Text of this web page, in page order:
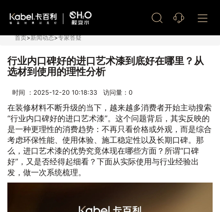
首页>新闻动态>专家答疑
行业内口碑好的进口艺术漆到底好在哪里？从
选材到使用的理性分析
时间 ：2025-12-20 10:18:33 访问量： 0
在装修材料不断升级的当下，越来越多消费者开始主动搜索
“行业内口碑好的进口艺术漆”。这个问题背后，其实反映的
是一种更理性的消费趋势：不再只看价格或外观，而是综合
考虑环保性能、使用体验、施工稳定性以及长期口碑。那
么，进口艺术漆的优势究竟体现在哪些方面？所谓“口碑
好”，又是否经得起细看？下面从实际使用与行业经验出
发，做一次系统梳理。